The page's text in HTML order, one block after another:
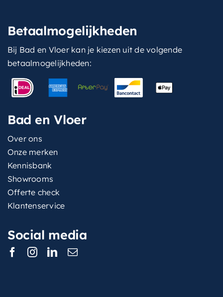
Betaalmogelijkheden
Bij Bad en Vloer kan je kiezen uit de volgende
betaalmogelijkheden:
Bad en Vloer
Over ons
Onze merken
Kennisbank
Showrooms
Offerte check
Klantenservice
Social media